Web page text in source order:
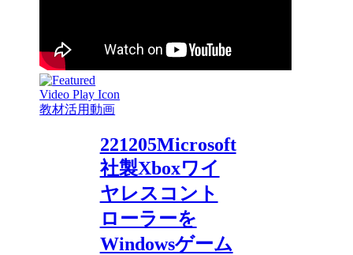
教材活用動画
221205Microsoft
社製Xboxワイ
ヤレスコント
ローラーを
Windowsゲーム